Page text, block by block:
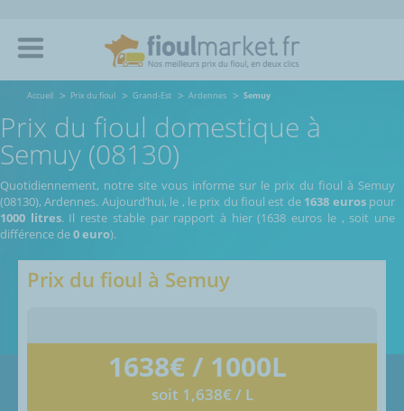
Accueil Prix du fioul Grand-Est Ardennes Semuy
Prix du fioul domestique à
Semuy (08130)
Quotidiennement, notre site vous informe sur le prix du fioul à Semuy
(08130), Ardennes. Aujourd’hui, le , le prix du fioul est de 1638 eurospour
1000 litres. Il reste stable par rapport à hier (1638 euros le , soit une
différence de0 euro).
Prix du fioul à Semuy
1638€ / 1000L
soit 1,638€ / L